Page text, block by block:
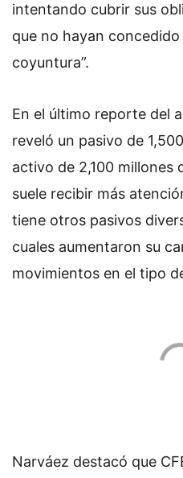
intentando cubrir sus
que no hayan
coyuntura”.
En el último reporte del
reveló un pasivo de
activo de 2,100 millones
suele recibir más
tiene otros pasivos
cuales aumentaron su
movimientos en el tipo
Narváez destacó que